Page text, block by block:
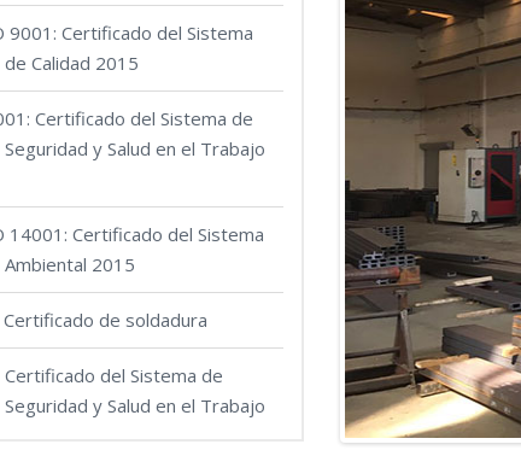
9001: Certificado del Sistema
Calidad 2015
Certificado del Sistema de
y Salud en el Trabajo
14001: Certificado del Sistema
2015
de soldadura
del Sistema de
y Salud en el Trabajo